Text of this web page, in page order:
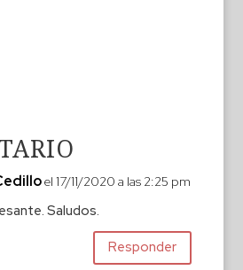
el 17/11/2020 a las 2:25 pm
Saludos.
Responder